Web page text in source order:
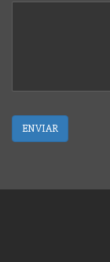
ENVIAR